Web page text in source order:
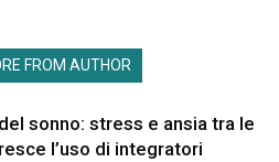
FROM AUTHOR
sonno: stress e ansia tra le
l’uso di integratori